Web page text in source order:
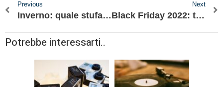
Previous
Inverno: quale stufa scegliere per la tua casa?
Next
Black Friday 2022: tutto quello che c’è da sapere
Potrebbe interessarti..